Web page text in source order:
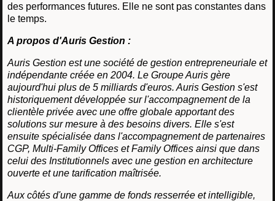
des performances futures. Elle ne sont pas constantes dans
le temps.
A propos d'Auris Gestion :
Auris Gestion est une société de gestion entrepreneuriale et
indépendante créée en 2004. Le Groupe Auris gère
aujourd'hui plus de 5 milliards d'euros. Auris Gestion s'est
historiquement développée sur l'accompagnement de la
clientèle privée avec une offre globale apportant des
solutions sur mesure à des besoins divers. Elle s'est
ensuite spécialisée dans l'accompagnement de partenaires
CGP, Multi-Family Offices et Family Offices ainsi que dans
celui des Institutionnels avec une gestion en architecture
ouverte et une tarification maîtrisée.
Aux côtés d'une gamme de fonds resserrée et intelligible,